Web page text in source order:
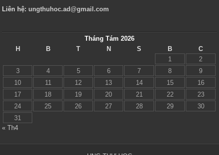
Liên hệ:ungthuhoc.ad@gmail.com
Tháng Tám 2026
H
B T N S B
C
1
2
3
4 5 6 7 8
9
10
11 12 13 14 15
16
17
18 19 20 21 22
23
24
25 26 27 28 29
30
31
« Th4